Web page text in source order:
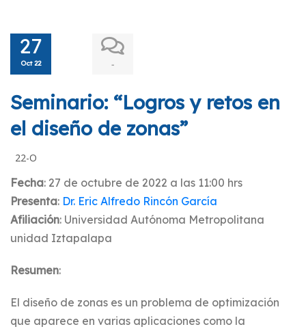
27
Oct 22 -
Seminario: “Logros y retos en
el diseño de zonas”
22-O
Fecha: 27 de octubre de 2022 a las 11:00 hrs
Presenta: Dr. Eric Alfredo Rincón García
Afiliación: Universidad Autónoma Metropolitana
unidad Iztapalapa
Resumen:
El diseño de zonas es un problema de optimización
que aparece en varias aplicaciones como la